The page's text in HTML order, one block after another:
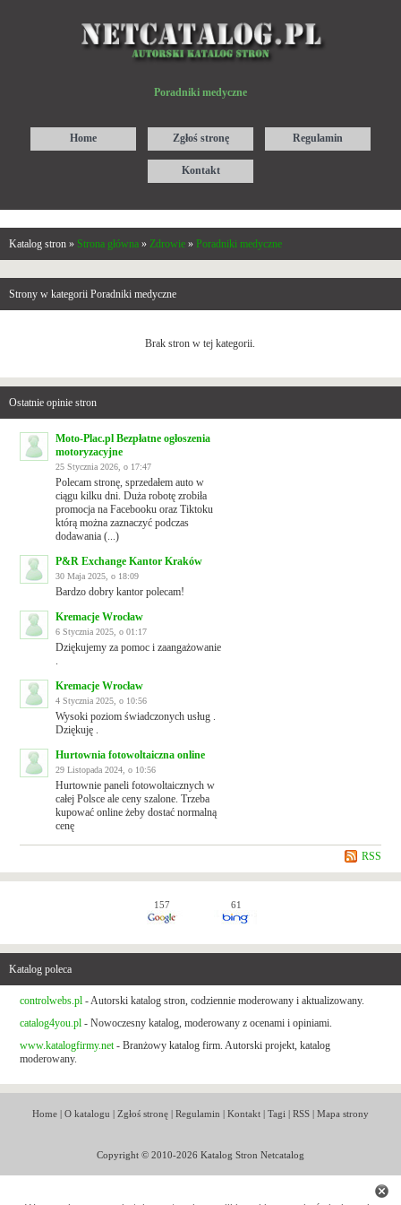
Poradniki medyczne
Home Zgłoś stronę Regulamin
Kontakt
Katalog stron » Strona główna » Zdrowie » Poradniki medyczne
Strony w kategorii Poradniki medyczne
Brak stron w tej kategorii.
Ostatnie opinie stron
Moto-Plac.pl Bezpłatne ogłoszenia
motoryzacyjne
25 Stycznia 2026, o 17:47
Polecam stronę, sprzedałem auto w
ciągu kilku dni. Duża robotę zrobiła
promocja na Facebooku oraz Tiktoku
którą można zaznaczyć podczas
dodawania (...)
P&R Exchange Kantor Kraków
30 Maja 2025, o 18:09
Bardzo dobry kantor polecam!
Kremacje Wrocław
6 Stycznia 2025, o 01:17
Dziękujemy za pomoc i zaangażowanie
Kremacje Wrocław
4 Stycznia 2025, o 10:56
Wysoki poziom świadczonych usług .
Dziękuję .
Hurtownia fotowoltaiczna online
29 Listopada 2024, o 10:56
Hurtownie paneli fotowoltaicznych w
całej Polsce ale ceny szalone. Trzeba
kupować online żeby dostać normalną
cenę
RSS
157 61
Katalog poleca
controlwebs.pl - Autorski katalog stron, codziennie moderowany i aktualizowany.
catalog4you.pl - Nowoczesny katalog, moderowany z ocenami i opiniami.
www.katalogfirmy.net - Branżowy katalog firm. Autorski projekt, katalog
moderowany.
Home| O katalogu | Zgłoś stronę| Regulamin | Kontakt| Tagi | RSS| Mapa strony
Copyright © 2010-2026 Katalog Stron Netcatalog